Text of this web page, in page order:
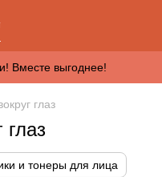
Вместе выгоднее!
глаз
глаз
и тонеры для лица